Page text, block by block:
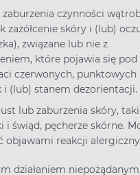
czynności
zażółcenie skóry i (lub)
związane lub nie z
które pojawia się pod
czerwonych, punktowych
i (lub) stanem dezorientacji.
lub zaburzenia skóry,
i świąd, pęcherze skórne.
objawami reakcji
działaniem niepożądanym